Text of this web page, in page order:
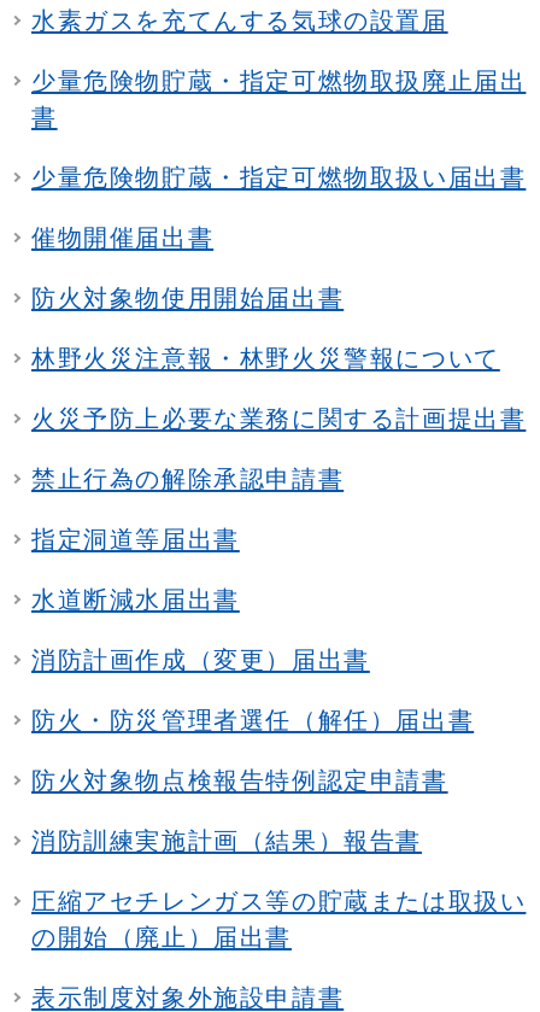
水素ガスを充てんする気球の設置届
少量危険物貯蔵・指定可燃物取扱廃止届出
書
少量危険物貯蔵・指定可燃物取扱い届出書
催物開催届出書
防火対象物使用開始届出書
林野火災注意報・林野火災警報について
火災予防上必要な業務に関する計画提出書
禁止行為の解除承認申請書
指定洞道等届出書
水道断減水届出書
消防計画作成（変更）届出書
防火・防災管理者選任（解任）届出書
防火対象物点検報告特例認定申請書
消防訓練実施計画（結果）報告書
圧縮アセチレンガス等の貯蔵または取扱い
の開始（廃止）届出書
表示制度対象外施設申請書